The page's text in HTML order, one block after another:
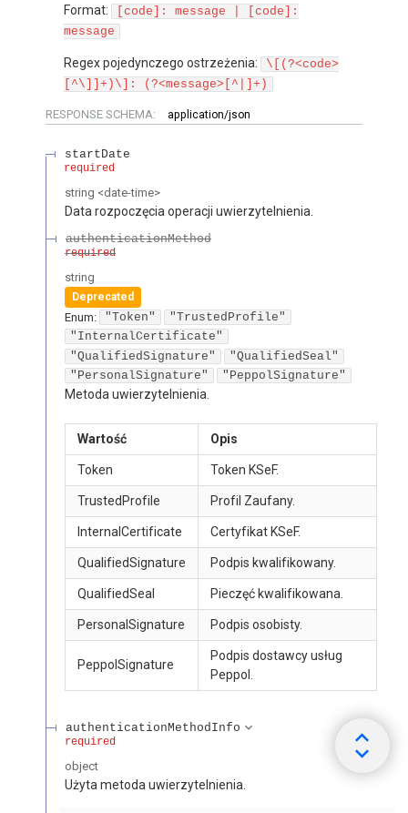
Format:
[code]: message | [code]:
message
Regex pojedynczego ostrzeżenia:
\[(?<code>
[^\]]+)\]: (?<message>[^|]+)
RESPONSE SCHEMA: application/json
startDate
required
string <date-time>
Data rozpoczęcia operacji uwierzytelnienia.
authenticationMethod
required
string
Deprecated
Enum: "Token"
"TrustedProfile"
"InternalCertificate"
"QualifiedSignature"
"QualifiedSeal"
"PersonalSignature"
"PeppolSignature"
Metoda uwierzytelnienia.
Wartość Opis
Token Token KSeF.
TrustedProfile Profil Zaufany.
InternalCertificate Certyfikat KSeF.
QualifiedSignature Podpis kwalifikowany.
QualifiedSeal Pieczęć kwalifikowana.
PersonalSignature Podpis osobisty.
PeppolSignature
Podpis dostawcy usług
Peppol.
authenticationMethodInfo
required
object
Użyta metoda uwierzytelnienia.